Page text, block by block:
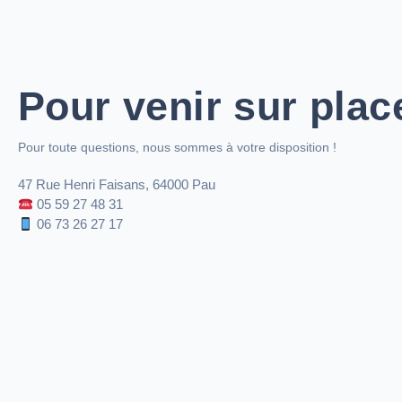
Pour venir sur
Pour toute questions, nous sommes à votre disposition !
47 Rue Henri Faisans, 64000 Pau
05 59 27 48 31
06 73 26 27 17